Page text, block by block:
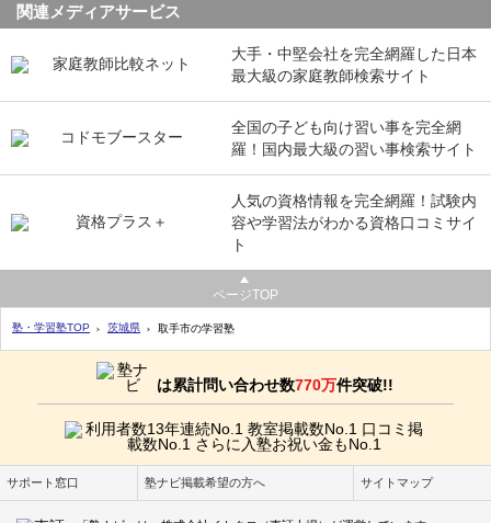
関連メディアサービス
大手・中堅会社を完全網羅した日本
最大級の家庭教師検索サイト
全国の子ども向け習い事を完全網
羅！国内最大級の習い事検索サイト
人気の資格情報を完全網羅！試験内
容や学習法がわかる資格口コミサイ
ト
ページTOP
塾・学習塾TOP 茨城県 取手市の学習塾
は累計問い合わせ数770万件突破!!
サポート窓口 塾ナビ掲載希望の方へ サイトマップ